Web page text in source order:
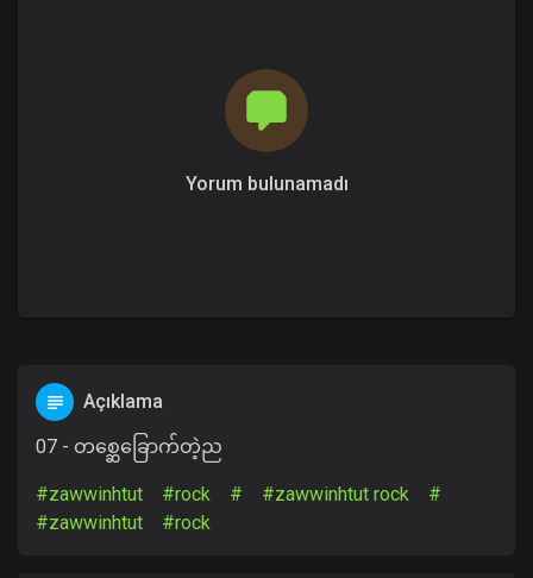
Yorum bulunamadı
Açıklama
07 - တစ္ဆေခြောက်တဲ့ည
#zawwinhtut #rock # #zawwinhtut rock
#
#zawwinhtut
#rock